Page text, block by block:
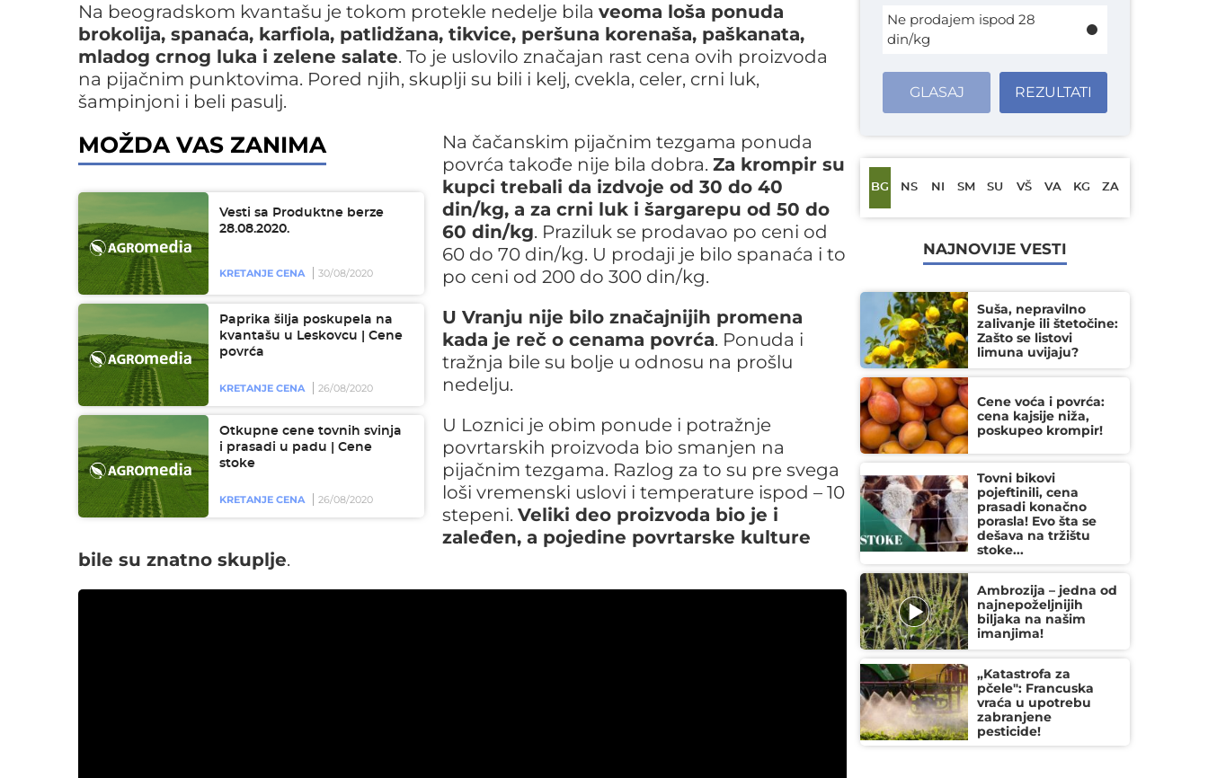
Na beogradskom kvantašu je tokom protekle nedelje bila veoma loša ponuda
brokolija, spanaća, karfiola, patlidžana, tikvice, peršuna korenaša, paškanata,
mladog crnog luka i zelene salate. To je uslovilo značajan rast cena ovih proizvoda
na pijačnim punktovima. Pored njih, skuplji su bili i kelj, cvekla, celer, crni luk,
šampinjoni i beli pasulj.
MOŽDA VAS ZANIMA
Vesti sa Produktne berze
28.08.2020.
KRETANJE CENA 30/08/2020
Paprika šilja poskupela na
kvantašu u Leskovcu | Cene
povrća
KRETANJE CENA 26/08/2020
Otkupne cene tovnih svinja
i prasadi u padu | Cene
stoke
KRETANJE CENA 26/08/2020
Na čačanskim pijačnim tezgama ponuda
povrća takođe nije bila dobra. Za krompir su
kupci trebali da izdvoje od 30 do 40
din/kg, a za crni luk i šargarepu od 50 do
60 din/kg. Praziluk se prodavao po ceni od
60 do 70 din/kg. U prodaji je bilo spanaća i to
po ceni od 200 do 300 din/kg.
U Vranju nije bilo značajnijih promena
kada je reč o cenama povrća. Ponuda i
tražnja bile su bolje u odnosu na prošlu
nedelju.
U Loznici je obim ponude i potražnje
povrtarskih proizvoda bio smanjen na
pijačnim tezgama. Razlog za to su pre svega
loši vremenski uslovi i temperature ispod – 10
stepeni. Veliki deo proizvoda bio je i
zaleđen, a pojedine povrtarske kulture
bile su znatno skuplje.
Ne prodajem ispod 28
din/kg
GLASAJ REZULTATI
BG NS NI SM SU VŠ VA KG ZA
NAJNOVIJE VESTI
Suša, nepravilno
zalivanje ili štetočine:
Zašto se listovi
limuna uvijaju?
Cene voća i povrća:
cena kajsije niža,
poskupeo krompir!
Tovni bikovi
pojeftinili, cena
prasadi konačno
porasla! Evo šta se
dešava na tržištu
stoke...
Ambrozija – jedna od
najnepoželjnijih
biljaka na našim
imanjima!
„Katastrofa za
pčele": Francuska
vraća u upotrebu
zabranjene
pesticide!